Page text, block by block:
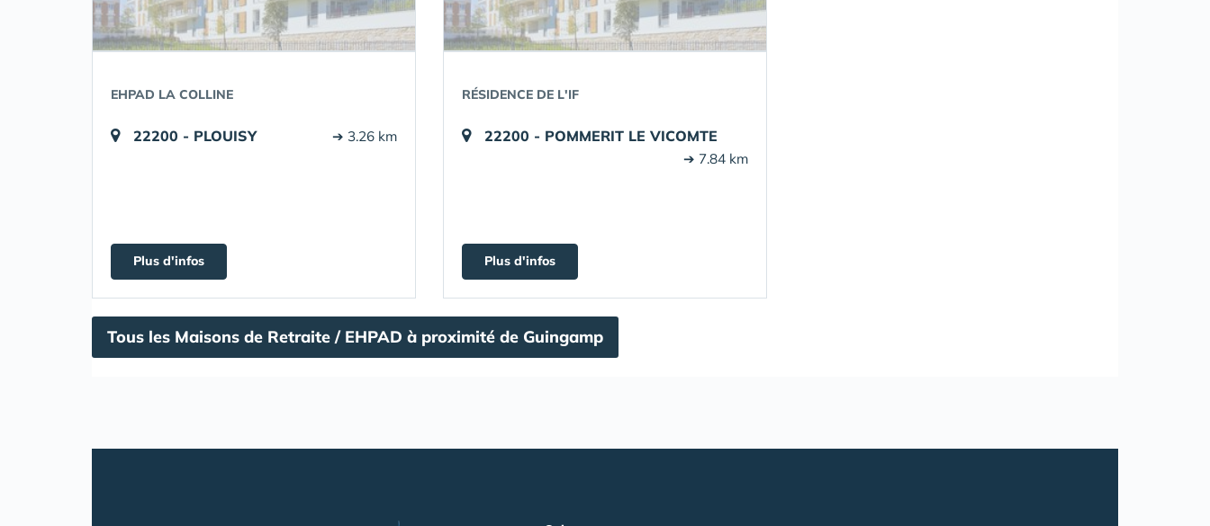
EHPAD LA COLLINE
22200 - PLOUISY ➔ 3.26 km
Plus d'infos
RÉSIDENCE DE L'IF
22200 - POMMERIT LE VICOMTE
➔ 7.84 km
Plus d'infos
Tous les Maisons de Retraite / EHPAD à proximité de Guingamp